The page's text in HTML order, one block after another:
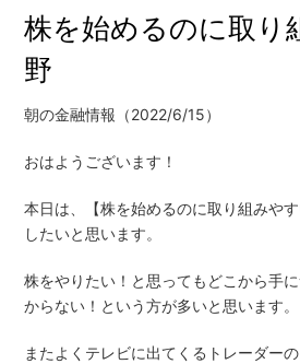
株を始めるのに取り
野
朝の金融情報（2022/6/15）
おはようございます！
本日は、【株を始めるのに取り組みや
したいと思います。
株をやりたい！と思ってもどこから手
からない！という方が多いと思います。
またよくテレビに出てくるトレーダー